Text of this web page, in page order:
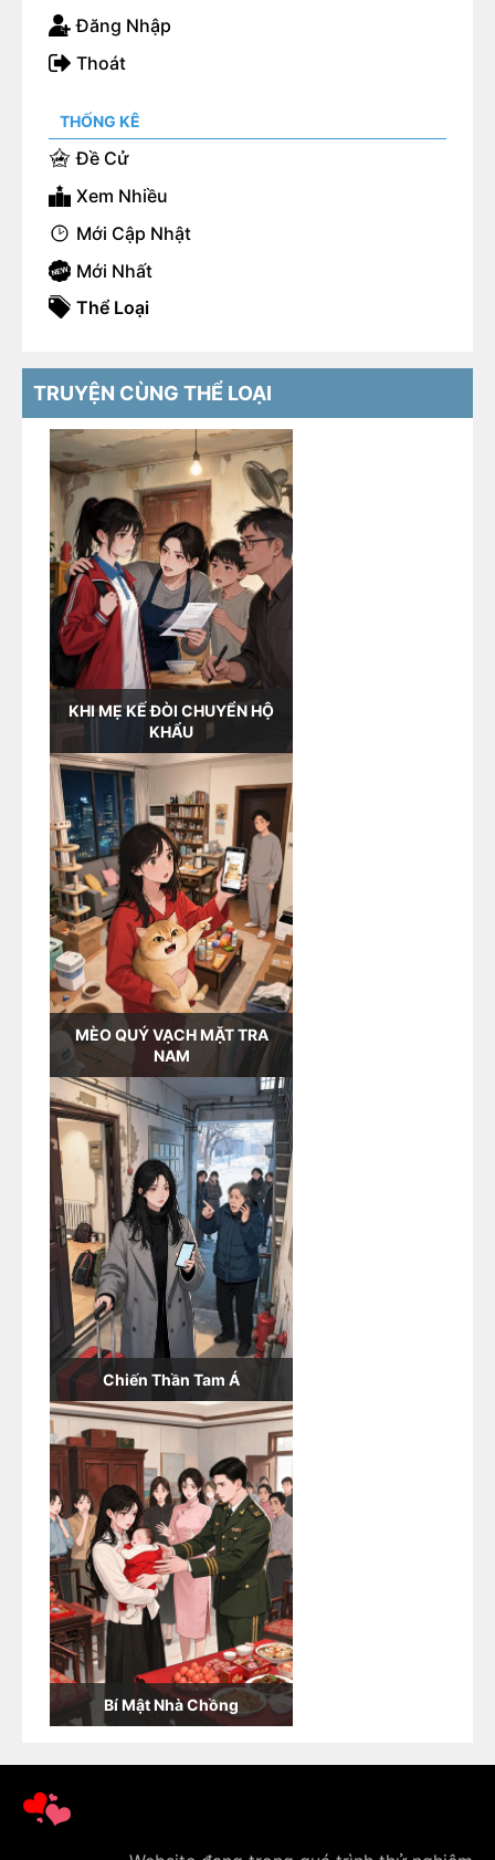
Đăng Nhập
Thoát
THỐNG KÊ
Đề Cử
Xem Nhiều
Mới Cập Nhật
Mới Nhất
Thể Loại
TRUYỆN CÙNG THỂ LOẠI
KHI MẸ KẾ ĐÒI CHUYỂN HỘ
KHẨU
MÈO QUÝ VẠCH MẶT TRA
NAM
Chiến Thần Tam Á
Bí Mật Nhà Chồng